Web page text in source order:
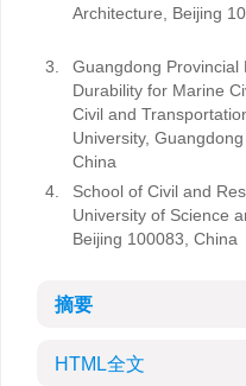
Architecture,
3.
Guangdong Provincial
Durability for Marine
Civil and
University,
4.
School of Civil and
University of Science
Beijing 100083,
摘要
HTML全文